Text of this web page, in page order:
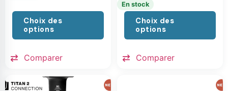
Choix des
options
Comparer
En stock
Choix des
options
Comparer